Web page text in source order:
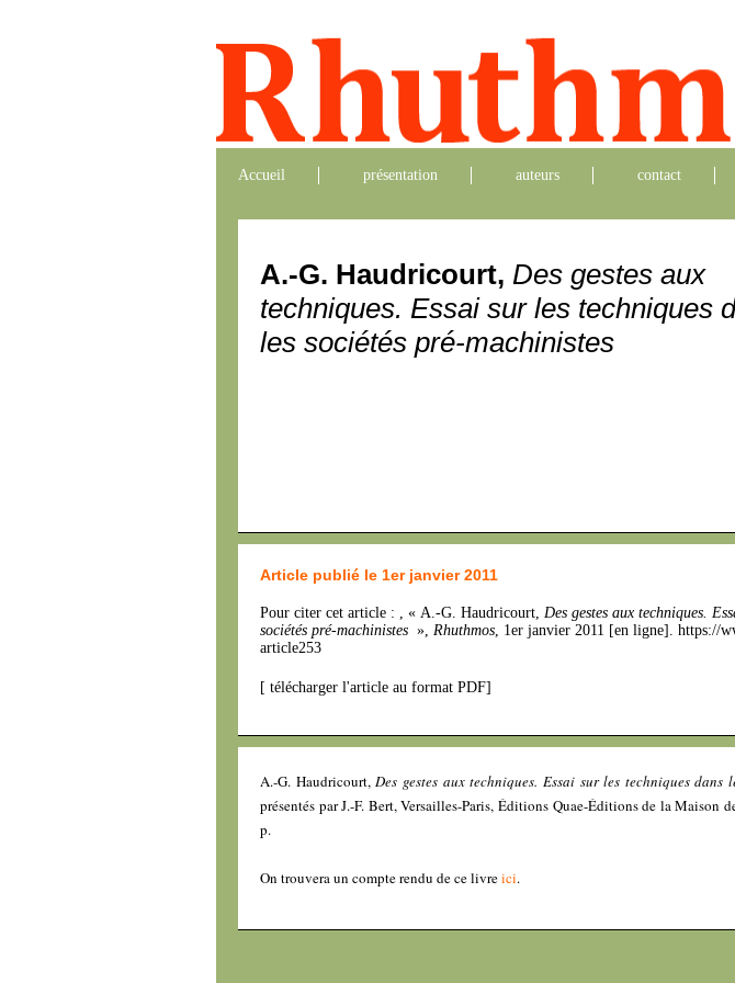
Accueil présentation auteurs contact
A.-G. Haudricourt, Des gestes aux
techniques. Essai sur les techniques
les sociétés pré-machinistes
Article publié le 1er janvier 2011
Pour citer cet article : , « A.-G. Haudricourt, Des gestes aux techniques.
sociétés pré-machinistes », Rhuthmos, 1er janvier 2011 [en ligne]. https://
article253
[ télécharger l'article au format PDF]
A.-G. Haudricourt,Des gestes aux techniques. Essai sur les techniques dans
présentés par J.-F. Bert, Versailles-Paris, Éditions Quae-Éditions de la Maison
p.
On trouvera un compte rendu de ce livreici.